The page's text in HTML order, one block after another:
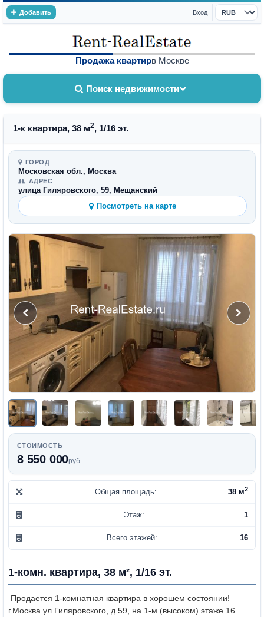
Добавить Вход
Валюта
Продажа квартирв Москве
Поиск недвижимости
1-к квартира, 38 м2, 1/16 эт.
ГОРОД
Московская обл., Москва
АДРЕС
улица Гиляровского, 59, Мещанский
Посмотреть на карте
СТОИМОСТЬ
8 550 000руб
Общая площадь: 38 м2
Этаж: 1
Всего этажей: 16
1-комн. квартира, 38 м², 1/16 эт.
Продается 1-комнатная квартира в хорошем состоянии!
г.Москва ул.Гиляровского, д.59, на 1-м (высоком) этаже 16